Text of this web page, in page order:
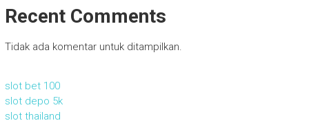
Recent Comments
Tidak ada komentar untuk ditampilkan.
slot bet 100
slot depo 5k
slot thailand